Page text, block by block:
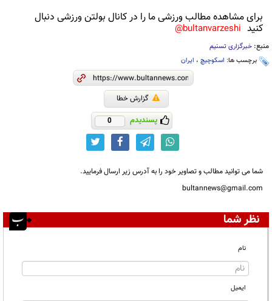
برای مشاهده مطالب ورزشی ما را در کانال بولتن ورزشی دنبال
کنید bultanvarzeshi@
منبع: خبرگزاری تسنیم
برچسب ها: اسکوچیچ ، ایران
گزارش خطا
پسندیدم 0
شما می توانید مطالب و تصاویر خود را به آدرس زیر ارسال فرمایید.
bultannews@gmail.com
نظر شما
نام
ایمیل